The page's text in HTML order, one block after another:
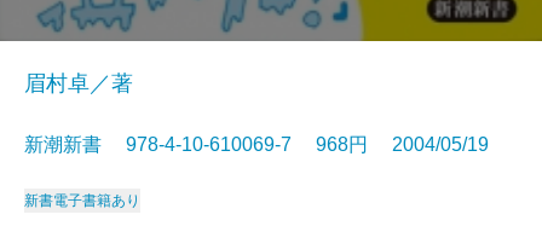
眉村卓／著
新潮新書 978-4-10-610069-7 968円 2004/05/19
新書電子書籍あり